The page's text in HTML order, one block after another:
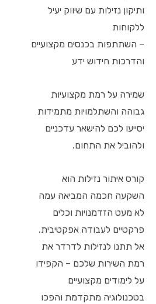
ותיקון נזילות עם שיווק יעיל
ללקוחות
– השתתפות בכנסים מקצועיים
והדרכות חידוש ידע
שמירה על רמת מקצועיות
גבוהה והשתלמויות מתמידות
יסייעו לכם להישאר עדכניים
ולהוביל את התחום.
קורס איתור נזילות הוא
השקעה חכמה המביאה עמה
לא מעט הזדמנויות וכלים
פרקטיים לעבודה אפקטיבית.
אל תתנו לנזילות לדרדר את
רמת השירות שלכם – הקפידו
על לימודים מקצועיים
בטכנולוגיה מתקדמת והפכו